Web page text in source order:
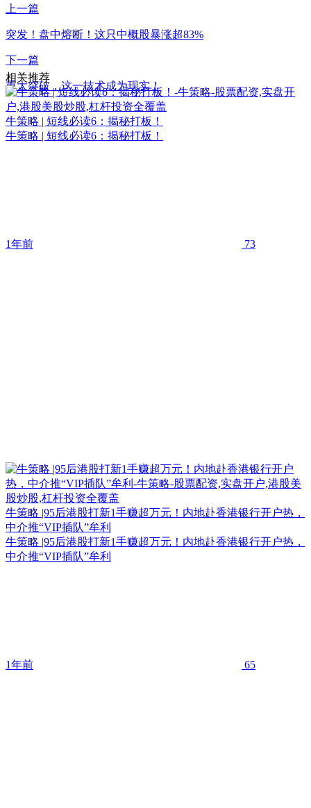
上一篇
突发！盘中熔断！这只中概股暴涨超83%
下一篇
重大突破，这一技术成为现实！
相关推荐
牛策略 | 短线必读6：揭秘打板！
牛策略 | 短线必读6：揭秘打板！
1年前 73
牛策略 |95后港股打新1手赚超万元！内地赴香港银行开户热，
中介推“VIP插队”牟利
牛策略 |95后港股打新1手赚超万元！内地赴香港银行开户热，
中介推“VIP插队”牟利
1年前 65